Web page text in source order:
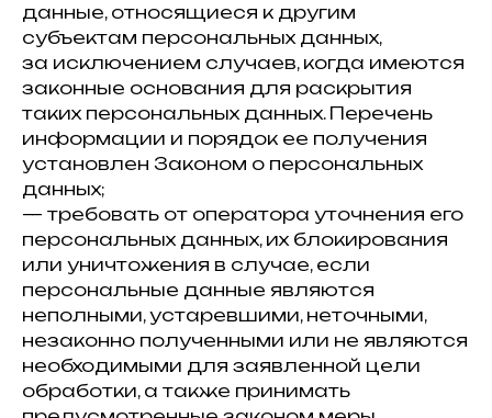
данные, относящиеся к другим
субъектам персональных данных,
за исключением случаев, когда имеются
законные основания для раскрытия
таких персональных данных. Перечень
информации и порядок ее получения
установлен Законом о персональных
данных;
— требовать от оператора уточнения его
персональных данных, их блокирования
или уничтожения в случае, если
персональные данные являются
неполными, устаревшими, неточными,
незаконно полученными или не являются
необходимыми для заявленной цели
обработки, а также принимать